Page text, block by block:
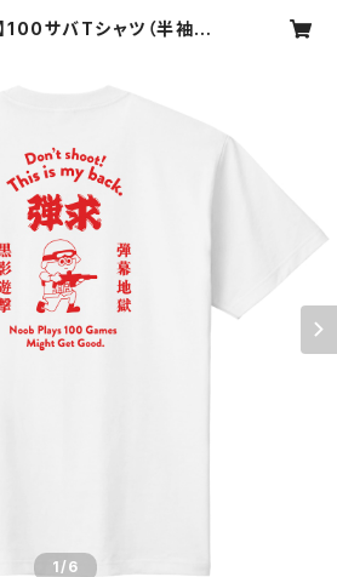
100サバTシャツ（半袖） |
1/6